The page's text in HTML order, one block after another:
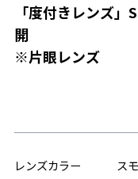
「度付きレンズ
開
※片眼レンズ
レンズカラー ス